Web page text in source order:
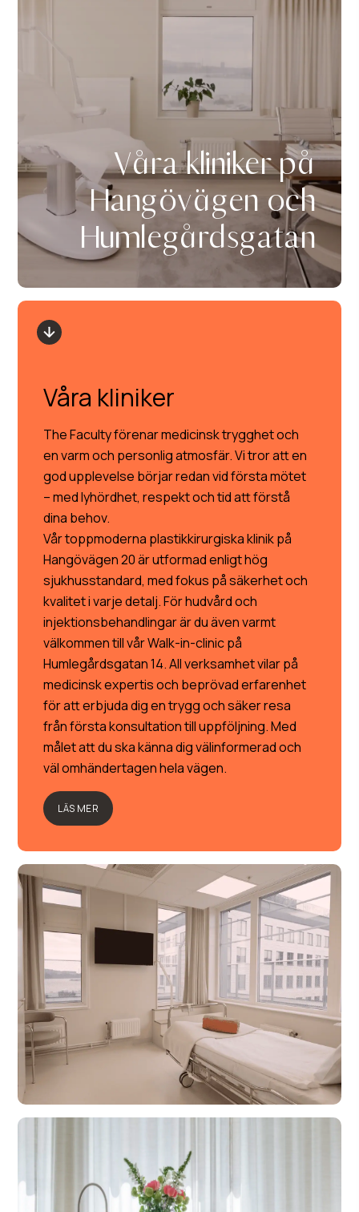
Våra kliniker på
Hangövägen och
Humlegårdsgatan
Våra kliniker
The Faculty förenar medicinsk trygghet och
en varm och personlig atmosfär. Vi tror att en
god upplevelse börjar redan vid första mötet
– med lyhördhet, respekt och tid att förstå
dina behov.
Vår toppmoderna plastikkirurgiska klinik på
Hangövägen 20 är utformad enligt hög
sjukhusstandard, med fokus på säkerhet och
kvalitet i varje detalj. För hudvård och
injektionsbehandlingar är du även varmt
välkommen till vår Walk-in-clinic på
Humlegårdsgatan 14. All verksamhet vilar på
medicinsk expertis och beprövad erfarenhet
för att erbjuda dig en trygg och säker resa
från första konsultation till uppföljning. Med
målet att du ska känna dig välinformerad och
väl omhändertagen hela vägen.
LÄS MER